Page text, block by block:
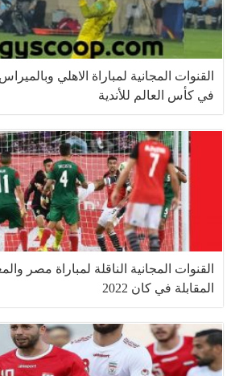
القنوات المجانية لمباراة الاهلي
في كأس العالم للأندية
القنوات المجانية الناقلة لمباراة مصر
المقابلة في كان 2022